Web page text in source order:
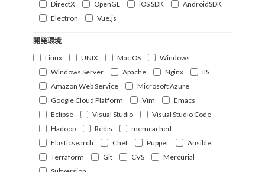
DirectX
OpenGL iOS SDK
AndroidSDK
Electron
Vue.js
開発環境
Linux
UNIX Mac OS
Windows
Windows Server
Apache Nginx
IIS
Amazon Web Service
Microsoft Azure
Google Cloud Platform
Vim
Emacs
Eclipse
Visual Studio
Visual Studio Code
Hadoop
Redis
memcached
Elasticsearch
Chef Puppet
Ansible
Terraform
Git CVS
Mercurial